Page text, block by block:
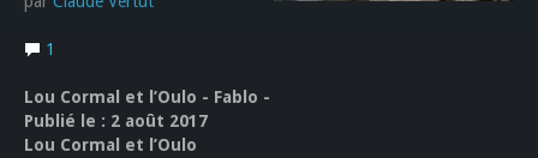
1
Lou Cormal et l’Oulo - Fablo -
Publié le : 2 août 2017
Lou Cormal et l’Oulo